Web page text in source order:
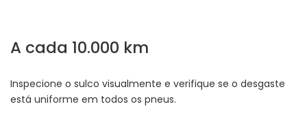
A cada 10.000 km
Inspecione o sulco visualmente e verifique se o desgaste
está uniforme em todos os pneus.